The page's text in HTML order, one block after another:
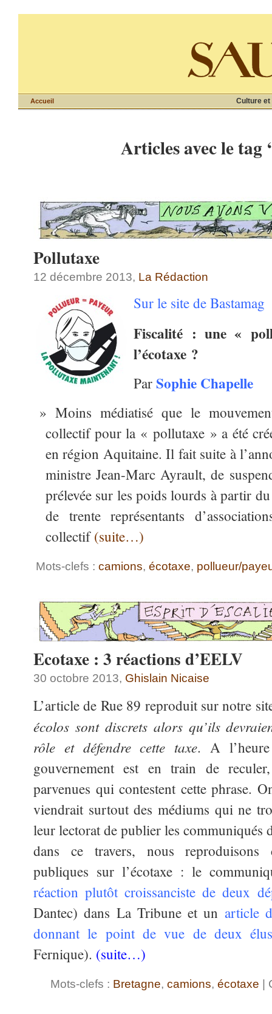
Culture et
Accueil
Articles avec le tag
Pollutaxe
12 décembre 2013, La Rédaction
Sur le site de Bastamag
Fiscalité : une «
l’écotaxe ?
ParSophie Chapelle
Moins médiatisé que le
collectif pour la « pollutaxe » a été
en région Aquitaine. Il fait suite à
ministre Jean-Marc Ayrault, de
prélevée sur les poids lourds à partir
de trente représentants
collectif(suite…)
Mots-clefs : camions, écotaxe, pollueur/
Ecotaxe : 3 réactions d’EELV
30 octobre 2013, Ghislain Nicaise
L’article de Rue 89 reproduit sur notre
écolos sont discrets alors qu’ils
rôle et défendre cette taxe. A
gouvernement est en train de
parvenues qui contestent cette phrase.
viendrait surtout des médiums qui ne
leur lectorat de publier les communiqués
dans ce travers, nous reproduisons
publiques sur l’écotaxe : le
réaction plutôt croissanciste de deux
Dantec) dans La Tribune et un article
donnant le point de vue de deux élu
Fernique). (suite…)
Mots-clefs : Bretagne, camions, écotaxe |